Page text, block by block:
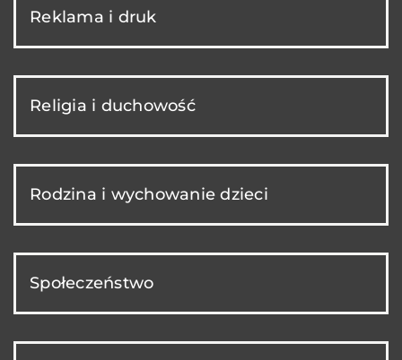
Reklama i druk
Religia i duchowość
Rodzina i wychowanie dzieci
Społeczeństwo